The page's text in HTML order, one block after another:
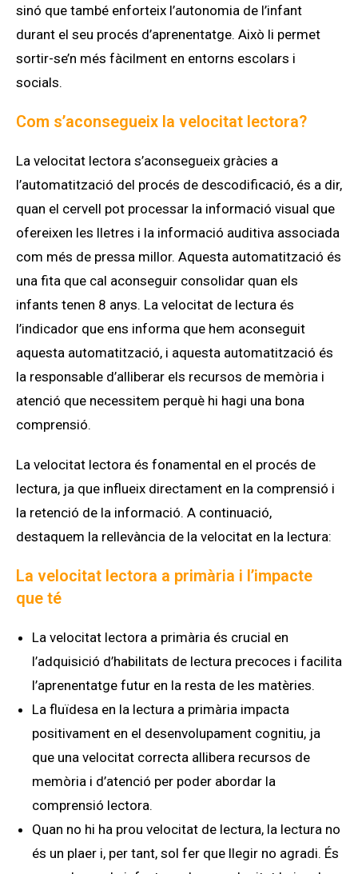
sinó que també enforteix l’autonomia de l’infant
durant el seu procés d’aprenentatge. Això li permet
sortir-se’n més fàcilment en entorns escolars i
socials.
Com s’aconsegueix la velocitat lectora?
La velocitat lectora s’aconsegueix gràcies a
l’automatització del procés de descodificació, és a dir,
quan el cervell pot processar la informació visual que
ofereixen les lletres i la informació auditiva associada
com més de pressa millor. Aquesta automatització és
una fita que cal aconseguir consolidar quan els
infants tenen 8 anys. La velocitat de lectura és
l’indicador que ens informa que hem aconseguit
aquesta automatització, i aquesta automatització és
la responsable d’alliberar els recursos de memòria i
atenció que necessitem perquè hi hagi una bona
comprensió.
La velocitat lectora és fonamental en el procés de
lectura, ja que influeix directament en la comprensió i
la retenció de la informació. A continuació,
destaquem la rellevància de la velocitat en la lectura:
La velocitat lectora a primària i l’impacte
que té
La velocitat lectora a primària és crucial en
l’adquisició d’habilitats de lectura precoces i facilita
l’aprenentatge futur en la resta de les matèries.
La fluïdesa en la lectura a primària impacta
positivament en el desenvolupament cognitiu, ja
que una velocitat correcta allibera recursos de
memòria i d’atenció per poder abordar la
comprensió lectora.
Quan no hi ha prou velocitat de lectura, la lectura no
és un plaer i, per tant, sol fer que llegir no agradi. És